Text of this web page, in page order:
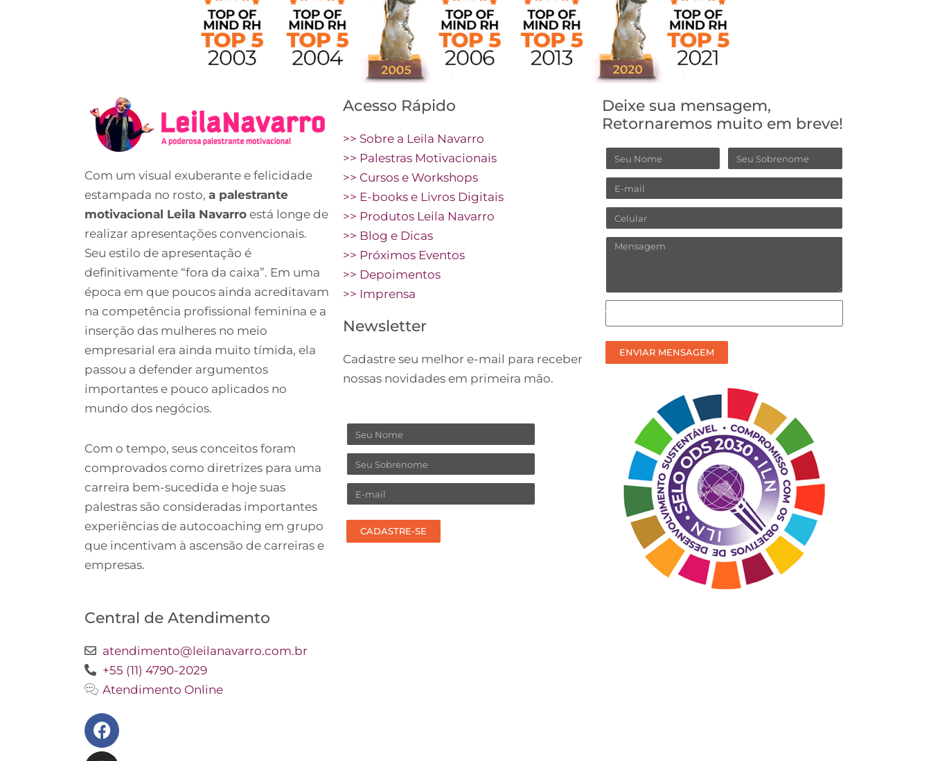
Com um visual exuberante e felicidade
estampada no rosto, a palestrante
motivacional Leila Navarro está longe de
realizar apresentações convencionais.
Seu estilo de apresentação é
definitivamente “fora da caixa”. Em uma
época em que poucos ainda acreditavam
na competência profissional feminina e a
inserção das mulheres no meio
empresarial era ainda muito tímida, ela
passou a defender argumentos
importantes e pouco aplicados no
mundo dos negócios.
Com o tempo, seus conceitos foram
comprovados como diretrizes para uma
carreira bem-sucedida e hoje suas
palestras são consideradas importantes
experiências de autocoaching em grupo
que incentivam à ascensão de carreiras e
empresas.
Central de Atendimento
atendimento@leilanavarro.com.br
+55 (11) 4790-2029
Atendimento Online
Facebook
Instagram
Twitter
Youtube
Linkedin
Slideshare
Acesso Rápido
>> Sobre a Leila Navarro
>> Palestras Motivacionais
>> Cursos e Workshops
>> E-books e Livros Digitais
>> Produtos Leila Navarro
>> Blog e Dicas
>> Próximos Eventos
>> Depoimentos
>> Imprensa
Newsletter
Cadastre seu melhor e-mail para receber
nossas novidades em primeira mão.
Nome
Sobrenome
Email
CADASTRE-SE
Deixe sua mensagem,
Retornaremos muito em breve!
Nome Sobrenome
Email
Celular
Mensagem
Como
prefere
receber
nosso
ENVIAR MENSAGEM